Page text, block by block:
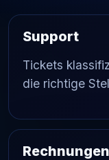
Support
Tickets
die richtige
Rechnungen